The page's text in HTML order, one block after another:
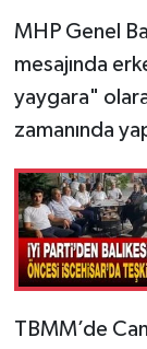
MHP Genel
mesajında
yaygara"
zamanında
TBMM’de